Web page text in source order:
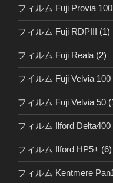
フィルム Fuji Provia 100
フィルム Fuji RDPIII (1)
フィルム Fuji Reala (2)
フイルム Fuji Velvia 100
フィルム Fuji Velvia 50
フィルム Ilford Delta400
フィルム Ilford HP5+ (6)
フィルム Kentmere